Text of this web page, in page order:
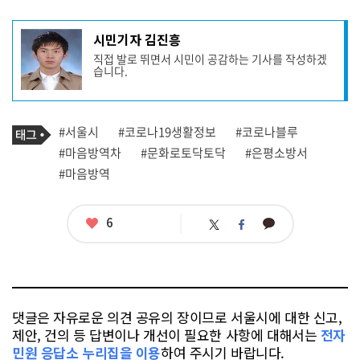
기
사
작
성
자
프
필
시민기자 김진흥
직접 발로 뛰면서 시민이 공감하는 기사를 작성하겠
습니다.
기
사
관
련
태
태
그
#서울시 #코로나19생활정보
#코로나블루
#마음방역차
#문화로토닥토닥
#은평소방서
#마음방역
좋
6 트 페 카
댓글은 자유로운 의견 공유의 장이므로 서울시에 대한 신고,
제안, 건의 등 답변이나 개선이 필요한 사항에 대해서는 전자
민원 응답소 누리집을 이용하여 주시기 바랍니다.